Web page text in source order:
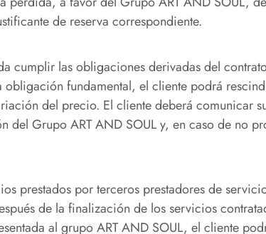
de reserva correspondiente.
cumplir las obligaciones derivadas del
fundamental, el cliente podrá
del precio. El cliente deberá comunicar
Grupo ART AND SOUL y, en caso de no
prestados por terceros prestadores de
de la finalización de los servicios
al grupo ART AND SOUL, el cliente